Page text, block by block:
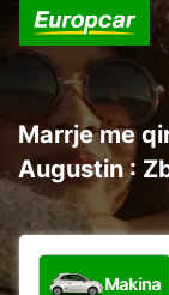
Marrje me
Augustin :
Çfarë lloj
Makina